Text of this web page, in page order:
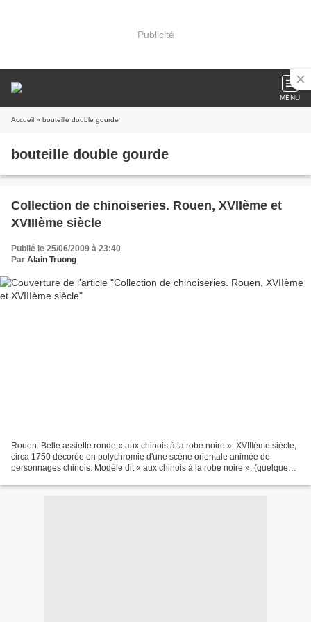
Publicité
MENU
Accueil » bouteille double gourde
bouteille double gourde
Collection de chinoiseries. Rouen, XVIIème et
XVIIIème siècle
Publié le 25/06/2009 à 23:40
Par Alain Truong
Rouen. Belle assiette ronde « aux chinois à la robe noire ». XVIIIème siècle,
circa 1750 décorée en polychromie d'une scène orientale animée de
personnages chinois. Modèle dit « aux chinois à la robe noire ». (quelques